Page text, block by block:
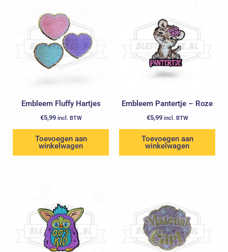
Embleem Fluffy Hartjes
€5,99 incl. BTW
Toevoegen aan
winkelwagen
Embleem Pantertje – Roze
€5,99 incl. BTW
Toevoegen aan
winkelwagen